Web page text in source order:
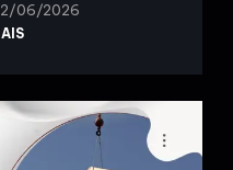
06/2026